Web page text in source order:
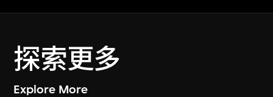
探索更多
Explore More